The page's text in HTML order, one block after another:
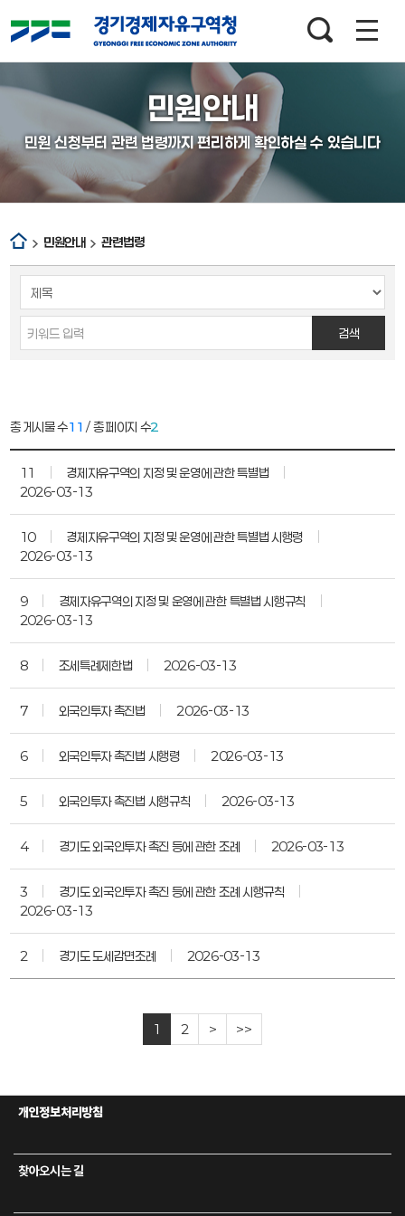
민원안내
민원 신청부터 관련 법령까지 편리하게 확인하실 수 있습니다
민원안내 관련법령
게시판
검색
게시글의
분야,
검색
총 게시물 수11 / 총 페이지 수2
11
경제자유구역의 지정 및 운영에 관한 특별법
2026-03-13
10
경제자유구역의 지정 및 운영에 관한 특별법 시행령
2026-03-13
9
경제자유구역의 지정 및 운영에 관한 특별법 시행규칙
2026-03-13
8 조세특례제한법 2026-03-13
7 외국인투자 촉진법 2026-03-13
6 외국인투자 촉진법 시행령 2026-03-13
5 외국인투자 촉진법 시행규칙 2026-03-13
4 경기도 외국인투자 촉진 등에 관한 조례 2026-03-13
3
경기도 외국인투자 촉진 등에 관한 조례 시행규칙
2026-03-13
2 경기도 도세감면조례 2026-03-13
1 2 > >>
개인정보처리방침
찾아오시는 길